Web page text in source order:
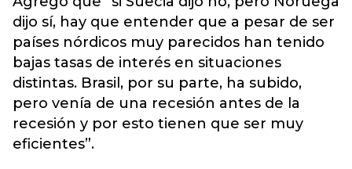
dijo sí, hay que entender que a pesar de ser
países nórdicos muy parecidos han tenido
bajas tasas de interés en situaciones
distintas. Brasil, por su parte, ha subido,
pero venía de una recesión antes de la
recesión y por esto tienen que ser muy
eficientes”.